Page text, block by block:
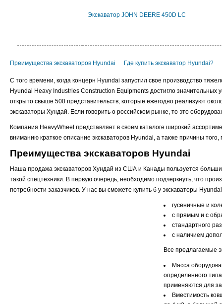
Экскаватор JOHN DEERE 450D LC
Преимущества экскаваторов Hyundai Где купить экскаватор Hyundai?
С того времени, когда концерн Hyundai запустил свое производство
Hyundai Heavy Industries Construction Equipments достигло
открыто свыше 500 представительств, которые ежегодно реализуют
экскаваторы Хундай. Если говорить о российском рынке, то это
Компания HeavyWheel представляет в своем каталоге широкий
вниманию краткое описание экскаваторов Hyundai, а также причины
Преимущества экскаваторов Hyundai
Наша продажа экскаваторов Хундай из США и Канады пользуется
такой спецтехники. В первую очередь, необходимо подчеркнуть, что
потребности заказчиков. У нас вы сможете купить б у экскаваторы
гусеничные и
с прямым и с
стандартного
с наличием
Все предлагаемые
Масса
определенного
применяются для
Вместимость